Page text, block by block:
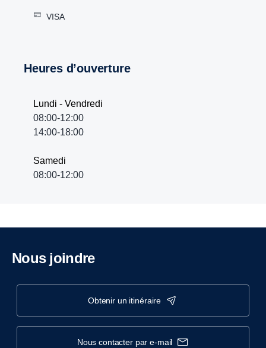
VISA
Heures d’ouverture
Lundi - Vendredi
08:00-12:00
14:00-18:00
Samedi
08:00-12:00
Nous joindre
obtenir un itinéraire
nous contacter par e-mail